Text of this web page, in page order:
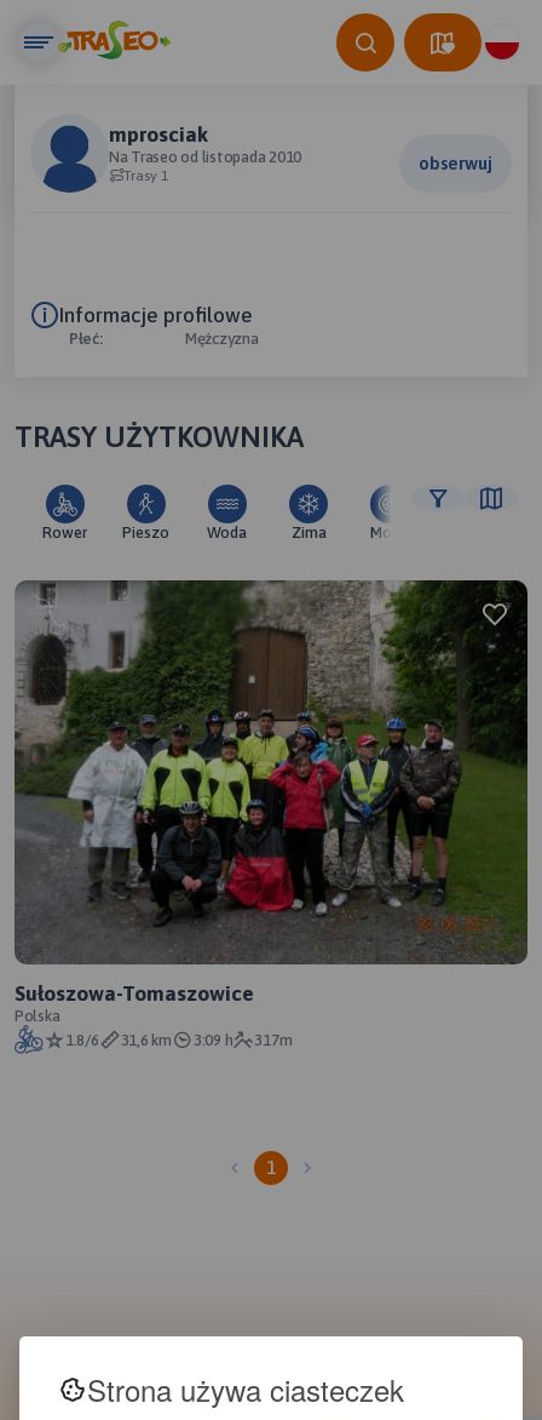
Strona używa ciasteczek
mprosciak
Na Traseo od listopada 2010
Trasy 1
obserwuj
Informacje profilowe
Płeć: Mężczyzna
TRASY UŻYTKOWNIKA
Rower Pieszo Woda Zima Moto
Sułoszowa-Tomaszowice
Polska
1.8/6
31,6 km 3:09 h 317m
1